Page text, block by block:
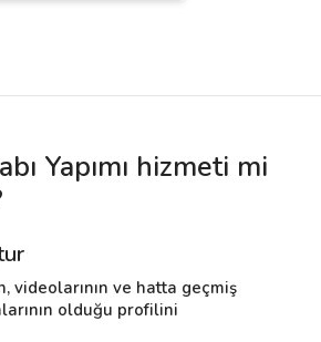
Yapımı hizmeti mi
videolarının ve hatta geçmiş
olduğu profilini